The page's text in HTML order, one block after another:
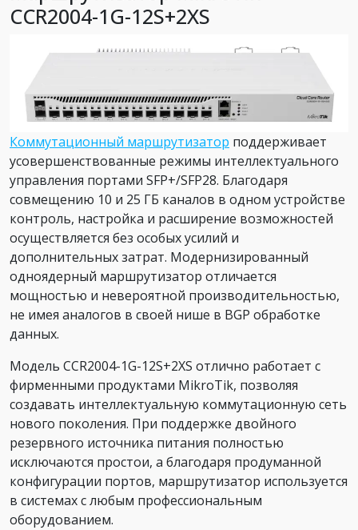
CCR2004-1G-12S+2XS
Коммутационный маршрутизатор поддерживает
усовершенствованные режимы интеллектуального
управления портами SFP+/SFP28. Благодаря
совмещению 10 и 25 ГБ каналов в одном устройстве
контроль, настройка и расширение возможностей
осуществляется без особых усилий и
дополнительных затрат. Модернизированный
одноядерный маршрутизатор отличается
мощностью и невероятной производительностью,
не имея аналогов в своей нише в BGP обработке
данных.
Модель CCR2004-1G-12S+2XS отлично работает с
фирменными продуктами MikroTik, позволяя
создавать интеллектуальную коммутационную сеть
нового поколения. При поддержке двойного
резервного источника питания полностью
исключаются простои, а благодаря продуманной
конфигурации портов, маршрутизатор используется
в системах с любым профессиональным
оборудованием.